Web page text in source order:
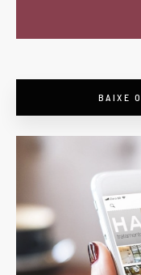
BAIXE